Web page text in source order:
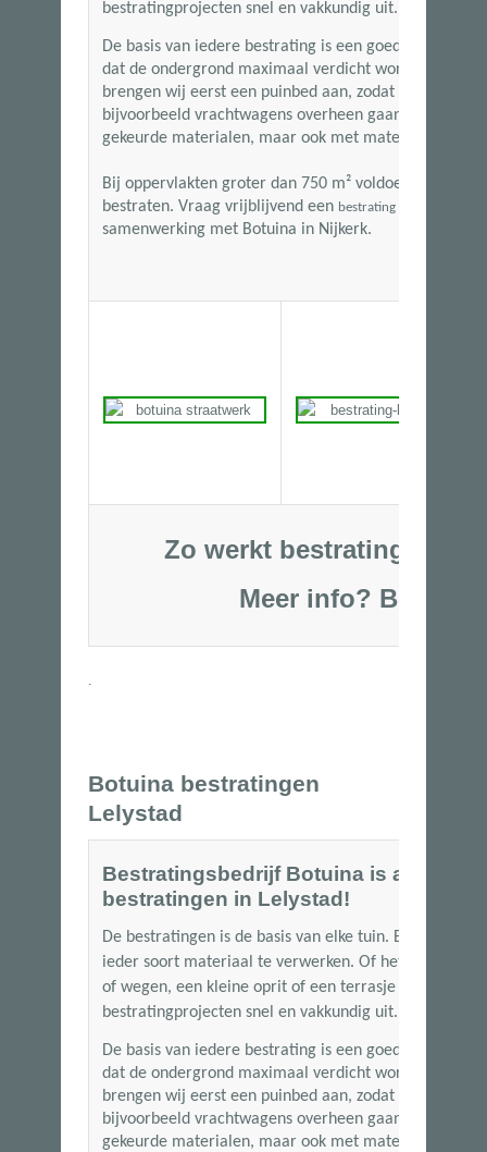
bestratingprojecten snel en vakkundig uit.
De basis van iedere bestrating is een goede
dat de ondergrond maximaal verdicht wordt.
brengen wij eerst een puinbed aan, zodat de
bijvoorbeeld vrachtwagens overheen gaan. Wij
gekeurde materialen, maar ook met materialen van
Bij oppervlakten groter dan 750 m² voldoen wij aan
bestraten. Vraag vrijblijvend een bestrating offerte
samenwerking met Botuina in Nijkerk.
Zo werkt
Meer info? Bel
.
Botuina bestratingen
Lelystad
Bestratingsbedrijf Botuina is al meer
bestratingen in Lelystad!
De bestratingen is de basis van elke tuin. Bij Botuina
ieder soort materiaal te verwerken. Of het nu gaat
of wegen, een kleine oprit of een terrasje met
bestratingprojecten snel en vakkundig uit.
De basis van iedere bestrating is een goede
dat de ondergrond maximaal verdicht wordt.
brengen wij eerst een puinbed aan, zodat de
bijvoorbeeld vrachtwagens overheen gaan. Wij
gekeurde materialen, maar ook met materialen van